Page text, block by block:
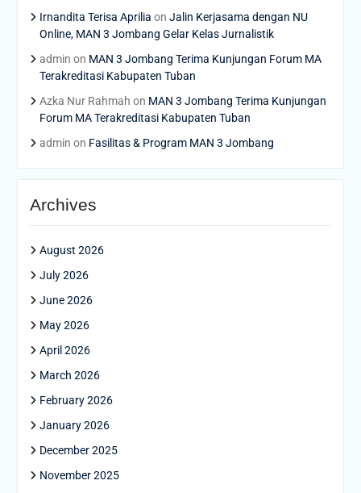
Irnandita Terisa Aprilia on Jalin Kerjasama dengan NU
Online, MAN 3 Jombang Gelar Kelas Jurnalistik
admin on MAN 3 Jombang Terima Kunjungan Forum MA
Terakreditasi Kabupaten Tuban
Azka Nur Rahmah on MAN 3 Jombang Terima Kunjungan
Forum MA Terakreditasi Kabupaten Tuban
admin on Fasilitas & Program MAN 3 Jombang
Archives
August 2026
July 2026
June 2026
May 2026
April 2026
March 2026
February 2026
January 2026
December 2025
November 2025